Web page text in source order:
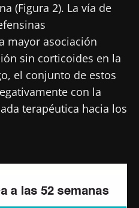
(Figura 2). La vía de
mayor asociación
sin corticoides en la
el conjunto de estos
con la
terapéutica hacia los
tan rápido!